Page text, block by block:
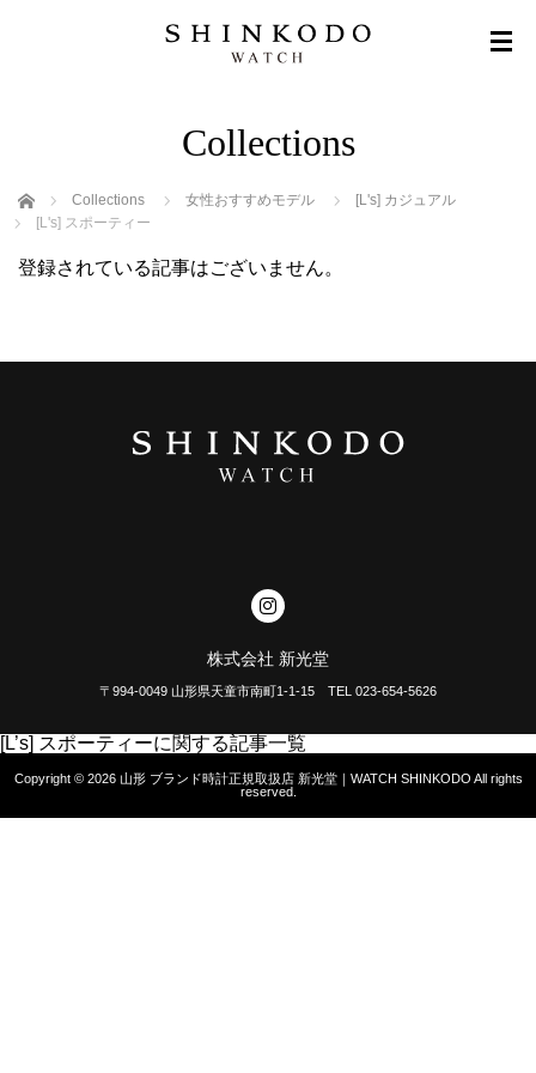
Collections
ホーム Collections 女性おすすめモデル
[L's] カジュアル
[L's] スポーティー
登録されている記事はございません。
株式会社 新光堂
〒994-0049 山形県天童市南町1-1-15 TEL 023-654-5626
[L’s] スポーティーに関する記事一覧
Copyright © 2026 山形 ブランド時計正規取扱店 新光堂｜WATCH SHINKODO All rights
reserved.